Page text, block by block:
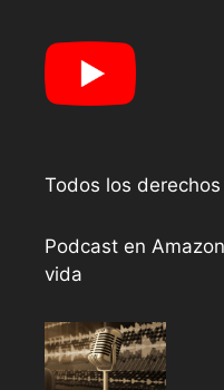
Todos los
Podcast en
vida